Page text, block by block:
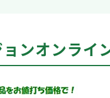
ンオンライ